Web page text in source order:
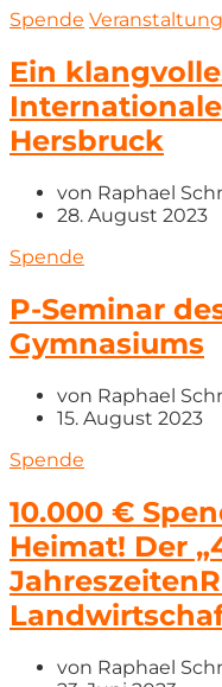
Spende
Ein
Hersbruck
von Raphael
28. August 2023
Spende
P-Seminar
Gymnasiums
von Raphael
15. August 2023
Spende
10.000 €
Heimat! Der
von Raphael